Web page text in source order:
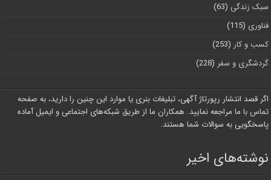
سبک زندگی (63)
فناوری (115)
کسب و کار (253)
گردشگری و سفر (228)
اگر قصد انتشار رپورتاژ آگهی، تبلیغات بنری یا موارد این چنین را دارید، به صفحه
تماس با ما مراجعه نمایید. همکاران ما از طریق شبکه‌های اجتماعی و ایمیل آماده
پاسخگویی به سوالات شما هستند.
نوشته‌های اخیر